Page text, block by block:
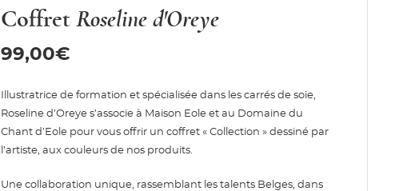
Coffret Roseline d'Oreye
99,00€
Illustratrice de formation et spécialisée dans les carrés de soie,
Roseline d’Oreye s’associe à Maison Eole et au Domaine du
Chant d’Eole pour vous offrir un coffret « Collection » dessiné par
l’artiste, aux couleurs de nos produits.
Une collaboration unique, rassemblant les talents Belges, dans